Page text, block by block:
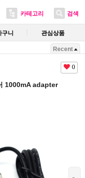
카테고리 검색
구니 관심상품
Recent
0
1000mA adapter